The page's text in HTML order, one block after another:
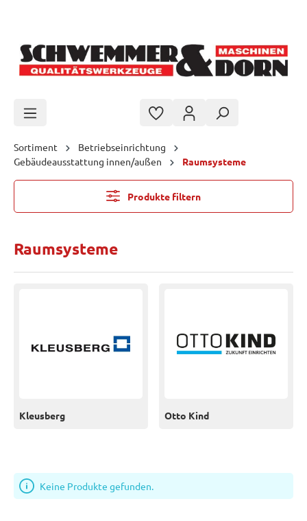
Sortiment
Betriebseinrichtung
Gebäudeausstattung innen/außen
Raumsysteme
Produkte filtern
Raumsysteme
Kleusberg Otto Kind
Keine Produkte gefunden.